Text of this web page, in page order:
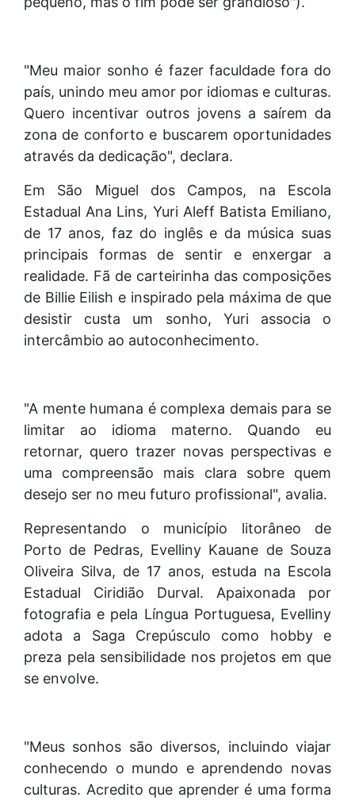
"Meu maior sonho é fazer faculdade fora do
país, unindo meu amor por idiomas e culturas.
Quero incentivar outros jovens a saírem da
zona de conforto e buscarem oportunidades
através da dedicação", declara.
Em São Miguel dos Campos, na Escola
Estadual Ana Lins, Yuri Aleff Batista Emiliano,
de 17 anos, faz do inglês e da música suas
principais formas de sentir e enxergar a
realidade. Fã de carteirinha das composições
de Billie Eilish e inspirado pela máxima de que
desistir custa um sonho, Yuri associa o
intercâmbio ao autoconhecimento.
"A mente humana é complexa demais para se
limitar ao idioma materno. Quando eu
retornar, quero trazer novas perspectivas e
uma compreensão mais clara sobre quem
desejo ser no meu futuro profissional", avalia.
Representando o município litorâneo de
Porto de Pedras, Evelliny Kauane de Souza
Oliveira Silva, de 17 anos, estuda na Escola
Estadual Ciridião Durval. Apaixonada por
fotografia e pela Língua Portuguesa, Evelliny
adota a Saga Crepúsculo como hobby e
preza pela sensibilidade nos projetos em que
se envolve.
"Meus sonhos são diversos, incluindo viajar
conhecendo o mundo e aprendendo novas
culturas. Acredito que aprender é uma forma